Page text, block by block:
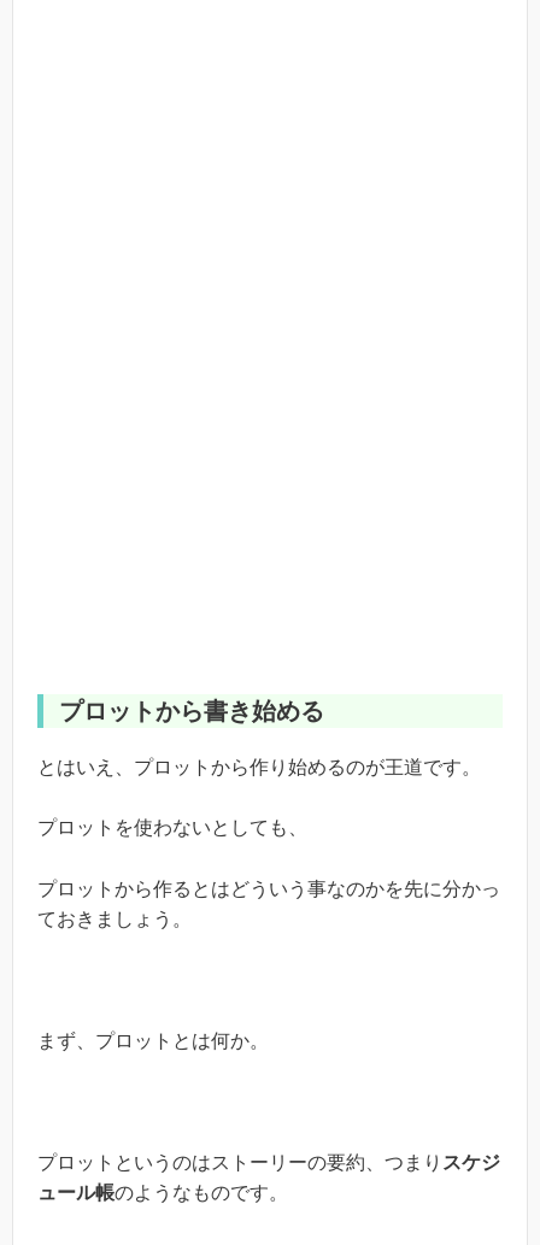
プロットから書き始める
とはいえ、プロットから作り始めるのが王道です。
プロットを使わないとしても、
プロットから作るとはどういう事なのかを先に分かっ
ておきましょう。
まず、プロットとは何か。
プロットというのはストーリーの要約、つまり スケジ
ュール帳のようなものです。